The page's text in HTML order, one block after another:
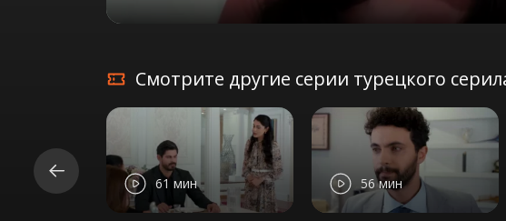
Смотрите другие серии турецкого
61 мин 56 мин